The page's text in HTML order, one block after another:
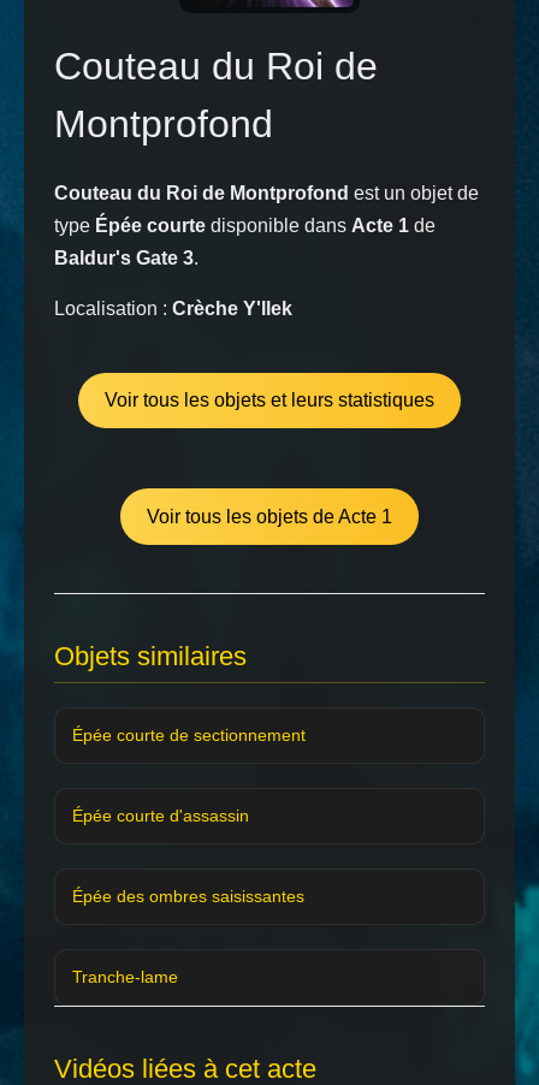
Couteau du Roi de
Montprofond
Couteau du Roi de Montprofond est un objet de
type Épée courte disponible dans Acte 1 de
Baldur's Gate 3.
Localisation : Crèche Y'llek
Voir tous les objets et leurs statistiques
Voir tous les objets de Acte 1
Objets similaires
Épée courte de sectionnement
Épée courte d'assassin
Épée des ombres saisissantes
Tranche-lame
Vidéos liées à cet acte